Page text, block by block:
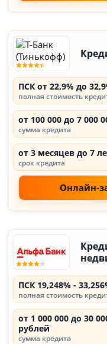
ПСК от 22,9% до
полная стоимость
от 100 000 до 7 000
сумма кредита
от 3 месяцев до 7
срок кредита
Онлайн-
ПСК 19,248% -
полная стоимость
от 1 000 000 до 30
рублей
сумма кредита